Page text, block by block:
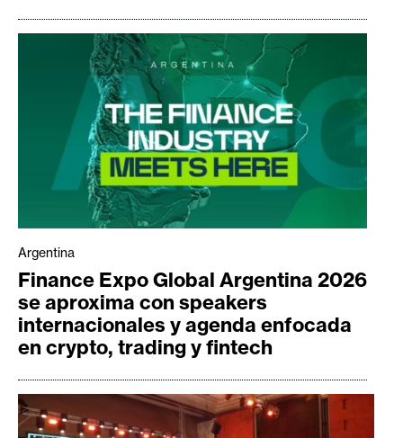
Argentina
Finance Expo Global Argentina 2026
se aproxima con speakers
internacionales y agenda enfocada
en crypto, trading y fintech